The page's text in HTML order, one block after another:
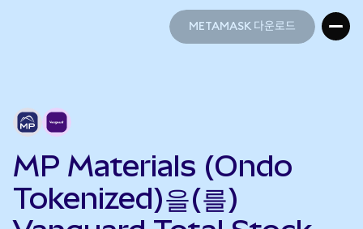
METAMASK 다운로드
MP Materials (Ondo
Tokenized)을(를)